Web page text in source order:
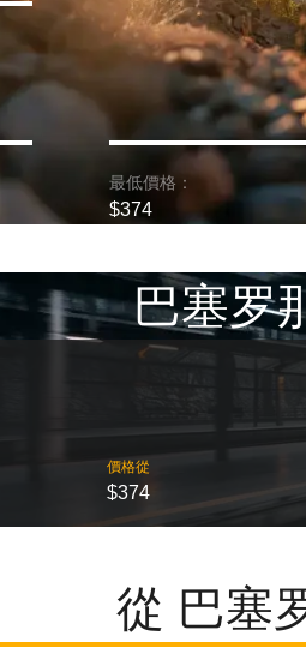
最低價格：
$374
巴塞罗
價格從
$374
從 巴塞